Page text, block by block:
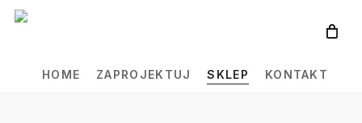
Skip
contentHOME ZAPROJEKTUJ SKLEP KONTAKT